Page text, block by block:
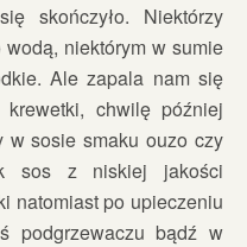
skończyło. Niektórzy
niektórym w sumie
Ale zapala nam się
chwilę później
w sosie smaku ouzo czy
sos z niskiej jakości
natomiast po upieczeniu
podgrzewaczu bądź w